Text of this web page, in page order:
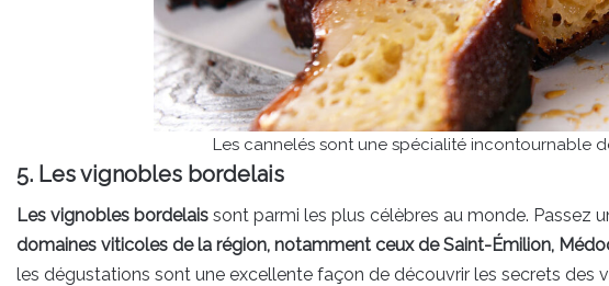
Les cannelés sont une spécialité incontournable
5. Les vignobles bordelais
Les vignobles bordelais sont parmi les plus célèbres au monde. Passez
domaines viticoles de la région, notamment ceux de Saint-Émilion,
les dégustations sont une excellente façon de découvrir les secrets des